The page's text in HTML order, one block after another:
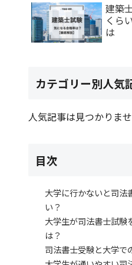
建築
くら
は
カテゴリー別人気
人気記事は見つかりませ
目次
大学に行かないと司法
い？
大学生が司法書士試験
は？
司法書士受験と大学で